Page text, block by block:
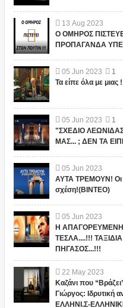
13 Aug 2023
Ο ΟΜΗΡΟΣ
ΠΡΟΠΑΓΑΝΔΑ
05 Jun 2023
1
Τα είπε όλα με
05 Jun 2023
1
"ΣΧΕΔΙΟ
ΜΑΣ... ; ΔΕΝ ΤΑ
05 Jun 2023
ΑΥΤΑ ΤΡΕΜΟΥΝ! Οι
σχέση!(ΒΙΝΤΕΟ)
05 Jun 2023
Η
ΤΕΣΛΑ....!!!
ΠΗΓΑΣΟΣ...!!!
22 May 2023
Καζάνι που
Γιώργος: Ιδρυτική
ΕΛΛΗΝΙ.Σ-